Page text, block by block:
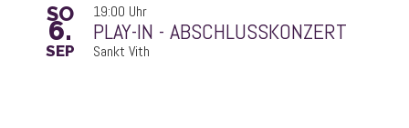
SO
6.
SEP
19:00 Uhr
PLAY-IN - ABSCHLUSSKONZERT
Sankt Vith